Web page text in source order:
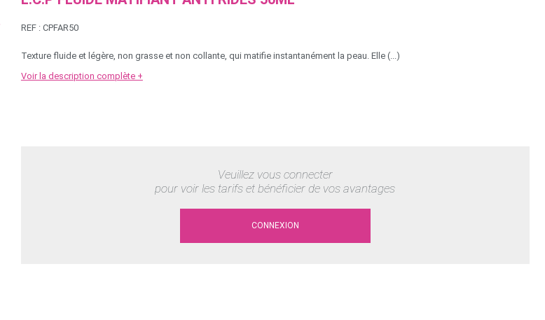
REF : CPFAR50
Texture fluide et légère, non grasse et non collante, qui matifie instantanément la peau. Elle (...)
Voir la description complète +
Veuillez vous connecter
pour voir les tarifs et bénéficier de vos avantages
CONNEXION